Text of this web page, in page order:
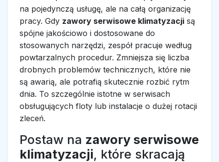
na pojedynczą usługę, ale na całą organizację
pracy. Gdy zawory serwisowe klimatyzacji są
spójne jakościowo i dostosowane do
stosowanych narzędzi, zespół pracuje według
powtarzalnych procedur. Zmniejsza się liczba
drobnych problemów technicznych, które nie
są awarią, ale potrafią skutecznie rozbić rytm
dnia. To szczególnie istotne w serwisach
obsługujących floty lub instalacje o dużej rotacji
zleceń.
Postaw na zawory serwisowe
klimatyzacji, które skracają